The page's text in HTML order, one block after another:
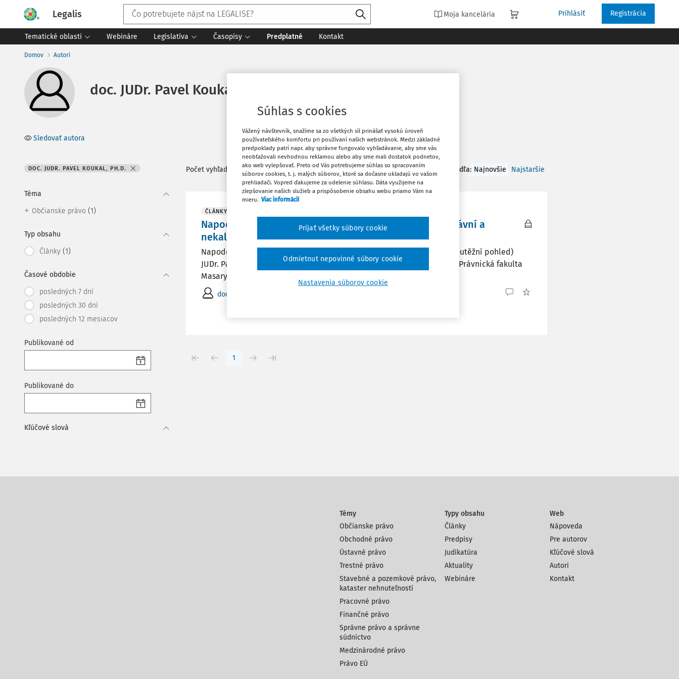
Legalis Moja kancelária Prihlásiť Registrácia
Tematické oblasti Webináre Legislatíva Časopisy Predplatné Kontakt
Domov Autori
doc. JUDr. Pavel Koukal, Ph.D.
Sledovať autora
DOC. JUDR. PAVEL KOUKAL, PH.D.
Téma
Občianske právo (1)
Typ obsahu
Články (1)
Časové obdobie
posledných 7 dní
posledných 30 dní
posledných 12 mesiacov
Publikované od
Publikované do
Kľúčové slová
Počet vyhľadaných dokumentov:1 Zoradiť podľa: Najnovšie Najstaršie
ČLÁNKY
Napodobení názvu nebo vnější úpravy díla (autorskoprávní a
nekalosoutěžní pohled)
Napodobení názvu nebo vnější úpravy díla (autorskoprávní a nekalosoutěžní pohled)
JUDr. Pavel Koukal Ph.D. odborný asistent, Katedra občanského práva, Právnická fakulta
Masarykovy univerzity a současně asistent veřejného ochránce práv,...
doc. JUDr. Pavel Koukal Ph.D.
1
Témy
Občianske právo
Obchodné právo
Ústavné právo
Trestné právo
Stavebné a pozemkové právo,
kataster nehnuteľností
Pracovné právo
Finančné právo
Správne právo a správne
súdnictvo
Medzinárodné právo
Právo EÚ
Typy obsahu
Články
Predpisy
Judikatúra
Aktuality
Webináre
Web
Nápoveda
Pre autorov
Kľúčové slová
Autori
Kontakt
Súhlas s cookies
Vážený návštevník, snažíme sa zo všetkých síl prinášať vysokú úroveň
používateľského komfortu pri používaní našich webstránok. Medzi základné
predpoklady patrí napr. aby správne fungovalo vyhľadávanie, aby sme vás
neobťažovali nevhodnou reklamou alebo aby sme mali dostatok podnetov,
ako web vylepšovať. Preto od Vás potrebujeme súhlas so spracovaním
súborov cookies, t. j. malých súborov, ktoré sa dočasne ukladajú vo vašom
prehliadači. Vopred ďakujeme za udelenie súhlasu. Dáta využijeme na
zlepšovanie našich služieb a prispôsobenie obsahu webu priamo Vám na
mieru. Viac informácií
Nastavenia súborov cookie
Odmietnut nepovinné súbory cookie
Prijať všetky súbory cookie